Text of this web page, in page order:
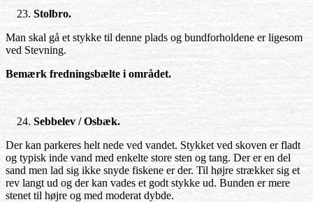
Stolbro.
Man skal gå et stykke til denne plads og bundforholdene er ligesom
ved Stevning.
Bemærk fredningsbælte i området.
Sebbelev / Osbæk.
Der kan parkeres helt nede ved vandet. Stykket ved skoven er fladt
og typisk inde vand med enkelte store sten og tang. Der er en del
sand men lad sig ikke snyde fiskene er der. Til højre strækker sig et
rev langt ud og der kan vades et godt stykke ud. Bunden er mere
stenet til højre og med moderat dybde.